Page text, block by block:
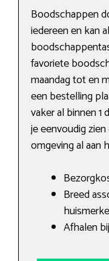
Boodschappen
iedereen en kan
favoriete
maandag tot en
een bestelling
vaker al binnen 1
je eenvoudig
omgeving al aan
Breed
Afhalen